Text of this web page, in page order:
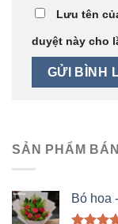
Lưu tên
duyệt này cho
SẢN PHẨM
Bó hoa